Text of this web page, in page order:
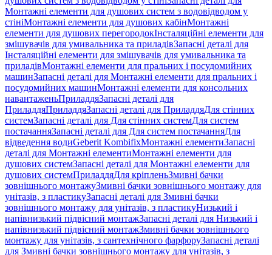
Монтажні елементи для душових систем з водовідводом у
стініМонтажні елементи для душових кабінМонтажні
елементи для душових перегородокІнсталяційні елементи для
змішувачів для умивальника та приладівЗапасні деталі для
Інсталяційні елементи для змішувачів для умивальника та
приладівМонтажні елементи для пральних і посудомийних
машинЗапасні деталі для Монтажні елементи для пральних і
посудомийних машинМонтажні елементи для консольних
навантаженьПриладдяЗапасні деталі для
ПриладдяПриладдяЗапасні деталі для ПриладдяДля стінних
системЗапасні деталі для Для стінних системДля систем
постачанняЗапасні деталі для Для систем постачанняДля
відведення водиGeberit KombifixМонтажні елементиЗапасні
деталі для Монтажні елементиМонтажні елементи для
душових системЗапасні деталі для Монтажні елементи для
душових системПриладдяДля кріпленьЗмивні бачки
зовнішнього монтажуЗмивні бачки зовнішнього монтажу для
унітазів, з пластикуЗапасні деталі для Змивні бачки
зовнішнього монтажу для унітазів, з пластикуНизький і
напівнизький підвісний монтажЗапасні деталі для Низький і
напівнизький підвісний монтажЗмивні бачки зовнішнього
монтажу для унітазів, з сантехнічного фарфоруЗапасні деталі
для Змивні бачки зовнішнього монтажу для унітазів, з